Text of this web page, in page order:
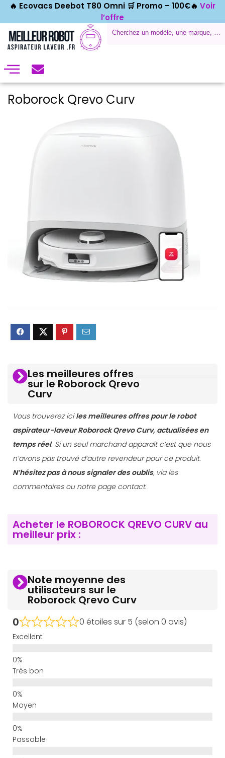
🔥 Ecovacs Deebot T80 Omni 🛒 Promo – 100€🔥 Voir
l’offre
Roborock Qrevo Curv
Les meilleures offres
sur le Roborock Qrevo
Curv
Vous trouverez iciles meilleures offres pour le robot
aspirateur-laveur Roborock Qrevo Curv, actualisées en
temps réel. Si un seul marchand apparaît c’est que nous
n’avons pas trouvé d’autre revendeur pour ce produit.
N’hésitez pas à nous signaler des oublis, via les
commentaires ou notre page contact.
Acheter le ROBOROCK QREVO CURV au
meilleur prix :
Note moyenne des
utilisateurs sur le
Roborock Qrevo Curv
0
0 étoiles sur 5 (selon 0 avis)
Excellent
Très bon
Moyen
Passable